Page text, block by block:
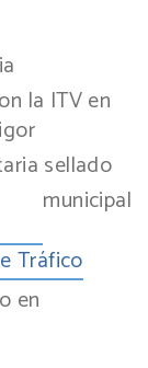
la ITV en
sellado
municipal
Tráfico
en